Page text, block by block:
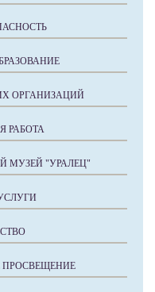
ОРГАНИЗАЦИЙ
РАБОТА
МУЗЕЙ "УРАЛЕЦ"